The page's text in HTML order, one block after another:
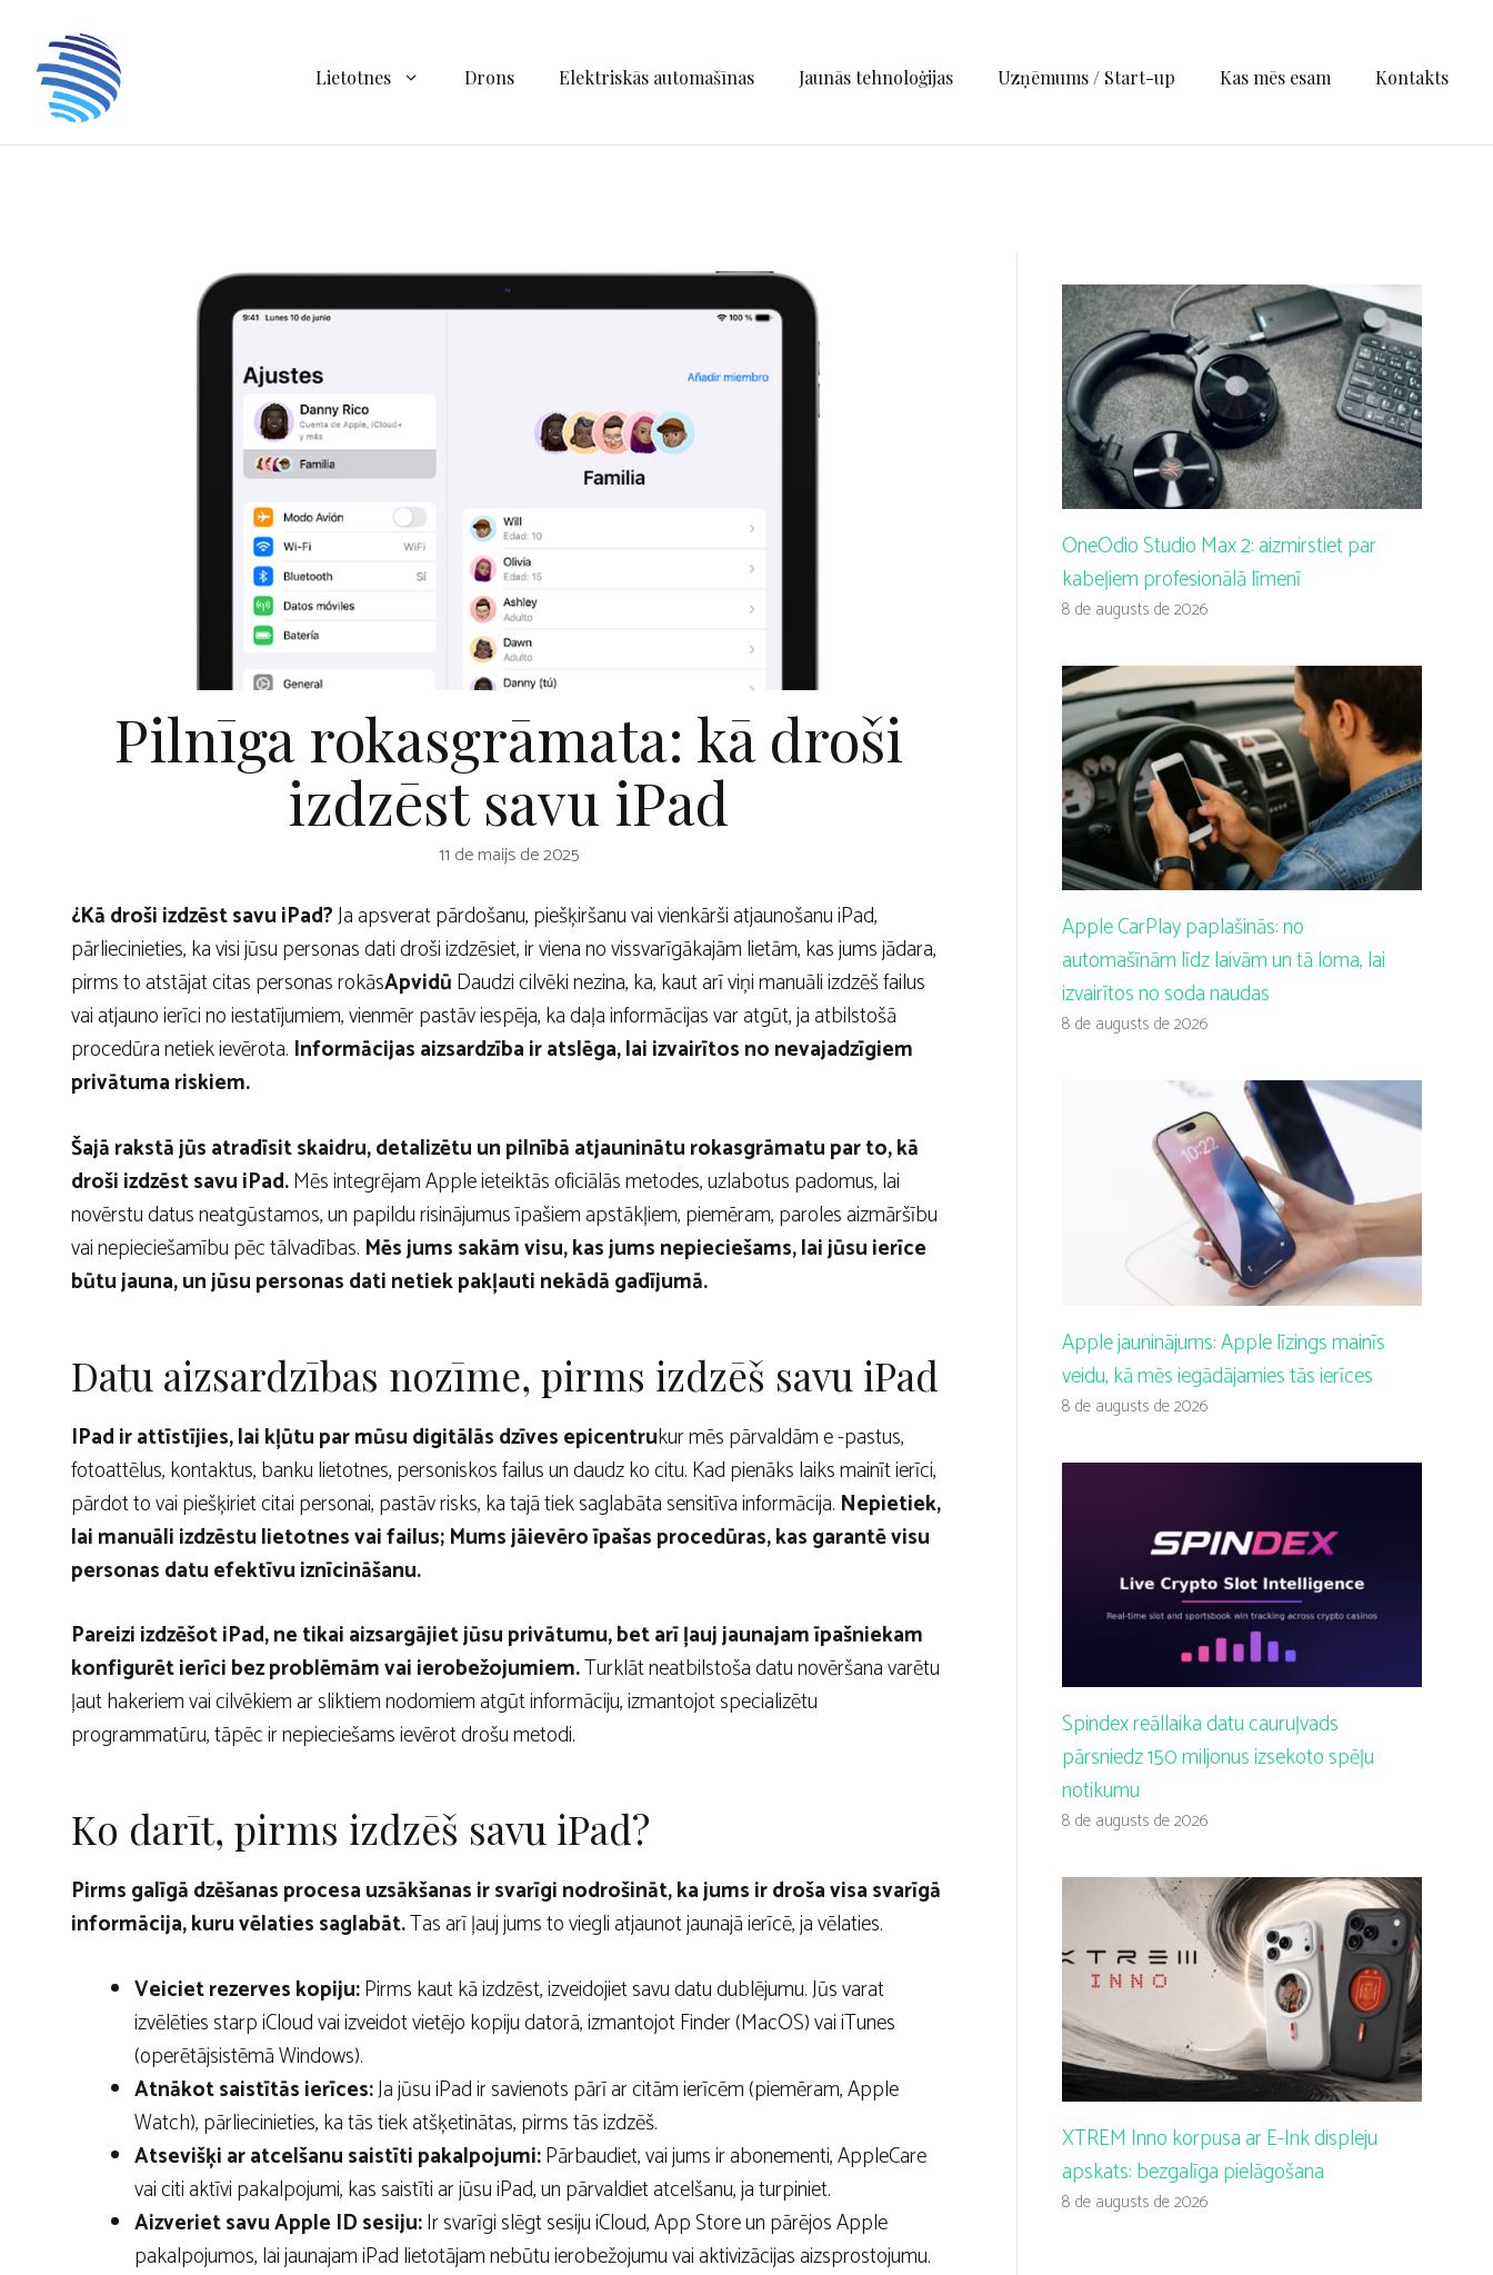
saturu
Lietotnes Drons Elektriskās automašīnas Jaunās tehnoloģijas Uzņēmums / Start-up Kas mēs esam Kontakts
Pilnīga rokasgrāmata: kā droši
izdzēst savu iPad
11 de maijs de 2025
¿Kā droši izdzēst savu iPad?Ja apsverat pārdošanu, piešķiršanu vai vienkārši atjaunošanu iPad,
pārliecinieties, ka visi jūsu personas dati droši izdzēsiet, ir viena no vissvarīgākajām lietām, kas jums jādara,
pirms to atstājat citas personas rokāsApvidūDaudzi cilvēki nezina, ka, kaut arī viņi manuāli izdzēš failus
vai atjauno ierīci no iestatījumiem, vienmēr pastāv iespēja, ka daļa informācijas var atgūt, ja atbilstošā
procedūra netiek ievērota. Informācijas aizsardzība ir atslēga, lai izvairītos no nevajadzīgiem
privātuma riskiem.
Šajā rakstā jūs atradīsit skaidru, detalizētu un pilnībā atjauninātu rokasgrāmatu par to, kā
droši izdzēst savu iPad.Mēs integrējam Apple ieteiktās oficiālās metodes, uzlabotus padomus, lai
novērstu datus neatgūstamos, un papildu risinājumus īpašiem apstākļiem, piemēram, paroles aizmāršību
vai nepieciešamību pēc tālvadības. Mēs jums sakām visu, kas jums nepieciešams, lai jūsu ierīce
būtu jauna, un jūsu personas dati netiek pakļauti nekādā gadījumā.
Datu aizsardzības nozīme, pirms izdzēš savu iPad
IPad ir attīstījies, lai kļūtu par mūsu digitālās dzīves epicentrukur mēs pārvaldām e -pastus,
fotoattēlus, kontaktus, banku lietotnes, personiskos failus un daudz ko citu. Kad pienāks laiks mainīt ierīci,
pārdot to vai piešķiriet citai personai, pastāv risks, ka tajā tiek saglabāta sensitīva informācija. Nepietiek,
lai manuāli izdzēstu lietotnes vai failus; Mums jāievēro īpašas procedūras, kas garantē visu
personas datu efektīvu iznīcināšanu.
Pareizi izdzēšot iPad, ne tikai aizsargājiet jūsu privātumu, bet arī ļauj jaunajam īpašniekam
konfigurēt ierīci bez problēmām vai ierobežojumiem.Turklāt neatbilstoša datu novēršana varētu
ļaut hakeriem vai cilvēkiem ar sliktiem nodomiem atgūt informāciju, izmantojot specializētu
programmatūru, tāpēc ir nepieciešams ievērot drošu metodi.
Ko darīt, pirms izdzēš savu iPad?
Pirms galīgā dzēšanas procesa uzsākšanas ir svarīgi nodrošināt, ka jums ir droša visa svarīgā
informācija, kuru vēlaties saglabāt.Tas arī ļauj jums to viegli atjaunot jaunajā ierīcē, ja vēlaties.
Veiciet rezerves kopiju:Pirms kaut kā izdzēst, izveidojiet savu datu dublējumu. Jūs varat
izvēlēties starp iCloud vai izveidot vietējo kopiju datorā, izmantojot Finder (MacOS) vai iTunes
(operētājsistēmā Windows).
Atnākot saistītās ierīces:Ja jūsu iPad ir savienots pārī ar citām ierīcēm (piemēram, Apple
Watch), pārliecinieties, ka tās tiek atšķetinātas, pirms tās izdzēš.
Atsevišķi ar atcelšanu saistīti pakalpojumi:Pārbaudiet, vai jums ir abonementi, AppleCare
vai citi aktīvi pakalpojumi, kas saistīti ar jūsu iPad, un pārvaldiet atcelšanu, ja turpiniet.
Aizveriet savu Apple ID sesiju:Ir svarīgi slēgt sesiju iCloud, App Store un pārējos Apple
pakalpojumos, lai jaunajam iPad lietotājam nebūtu ierobežojumu vai aktivizācijas aizsprostojumu.
OneOdio Studio Max 2: aizmirstiet par
kabeļiem profesionālā līmenī
8 de augusts de 2026
Apple CarPlay paplašinās: no
automašīnām līdz laivām un tā loma, lai
izvairītos no soda naudas
8 de augusts de 2026
Apple jauninājums: Apple līzings mainīs
veidu, kā mēs iegādājamies tās ierīces
8 de augusts de 2026
Spindex reāllaika datu cauruļvads
pārsniedz 150 miljonus izsekoto spēļu
notikumu
8 de augusts de 2026
XTREM Inno korpusa ar E-Ink displeju
apskats: bezgalīga pielāgošana
8 de augusts de 2026